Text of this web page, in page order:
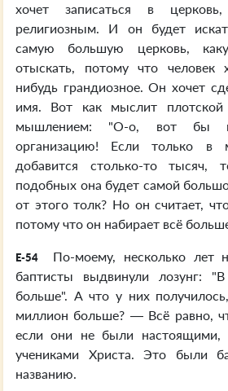
хочет записаться в
религиозным. И он будет
самую большую церковь,
отыскать, потому что человек
нибудь грандиозное. Он хочет
имя. Вот как мыслит
мышлением: "О-о, вот бы
организацию! Если только в
добавится столько-то тысяч,
подобных она будет самой
от этого толк? Но он считает,
потому что он набирает всё
E-54
По-моему, несколько лет
баптисты выдвинули лозунг:
больше". А что у них
миллион больше? — Всё равно,
если они не были настоящими,
учениками Христа. Это были
названию.